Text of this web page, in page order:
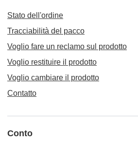
Stato dell'ordine
Tracciabilità del pacco
Voglio fare un reclamo sul prodotto
Voglio restituire il prodotto
Voglio cambiare il prodotto
Contatto
Conto